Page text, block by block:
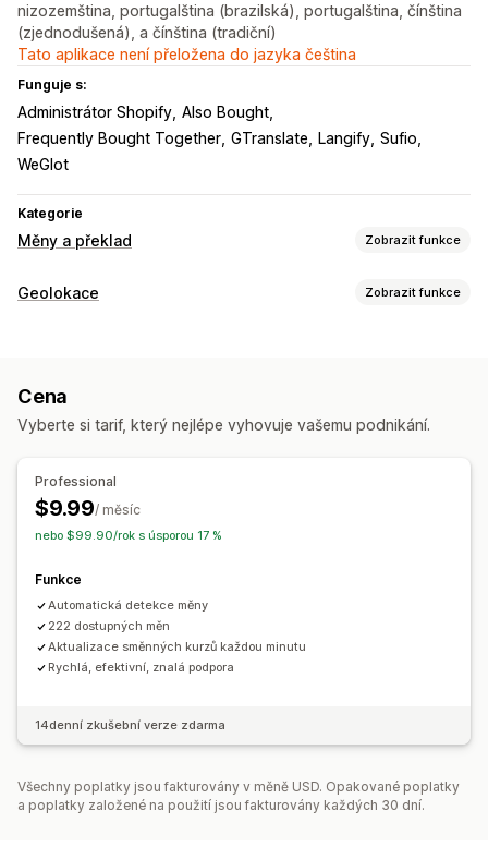
nizozemština, portugalština (brazilská), portugalština, čínština
(zjednodušená), a čínština (tradiční)
Tato aplikace není přeložena do jazyka čeština
Funguje s:
Administrátor Shopify Also Bought
Frequently Bought Together GTranslate Langify Sufio
WeGlot
Kategorie
Měny a překlad Zobrazit funkce
Převod měny
Geolokace Zobrazit funkce
Cena
Vyberte si tarif, který nejlépe vyhovuje vašemu podnikání.
Professional
$9.99/ měsíc
nebo $99.90/rok s úsporou 17 %
Funkce
Automatická detekce měny
222 dostupných měn
Aktualizace směnných kurzů každou minutu
Rychlá, efektivní, znalá podpora
14denní zkušební verze zdarma
Všechny poplatky jsou fakturovány v měně USD. Opakované poplatky
a poplatky založené na použití jsou fakturovány každých 30 dní.